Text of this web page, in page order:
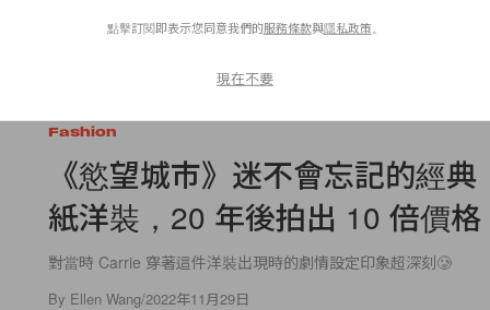
Fashion
《慾望城市》迷不會忘記的經典
紙洋裝，20 年後拍出 10 倍價格
對當時 Carrie 穿著這件洋裝出現時的劇情設定印象超深刻🥲
By Ellen Wang/2022年11月29日
點擊訂閱即表示您同意我們的服務條款與隱私政策
現在不要